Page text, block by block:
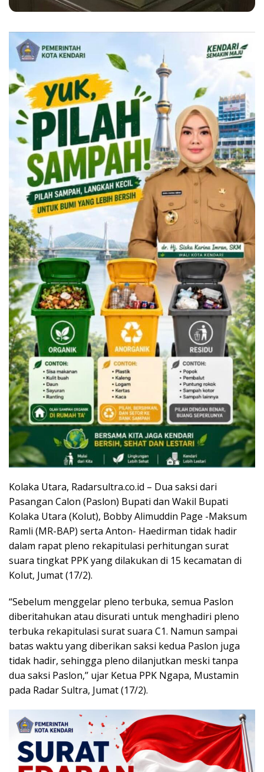
Kolaka Utara, Radarsultra.co.id – Dua saksi dari
Pasangan Calon (Paslon) Bupati dan Wakil Bupati
Kolaka Utara (Kolut), Bobby Alimuddin Page -Maksum
Ramli (MR-BAP) serta Anton- Haedirman tidak hadir
dalam rapat pleno rekapitulasi perhitungan surat
suara tingkat PPK yang dilakukan di 15 kecamatan di
Kolut, Jumat (17/2).
“Sebelum menggelar pleno terbuka, semua Paslon
diberitahukan atau disurati untuk menghadiri pleno
terbuka rekapitulasi surat suara C1. Namun sampai
batas waktu yang diberikan saksi kedua Paslon juga
tidak hadir, sehingga pleno dilanjutkan meski tanpa
dua saksi Paslon,’’ ujar Ketua PPK Ngapa, Mustamin
pada Radar Sultra, Jumat (17/2).